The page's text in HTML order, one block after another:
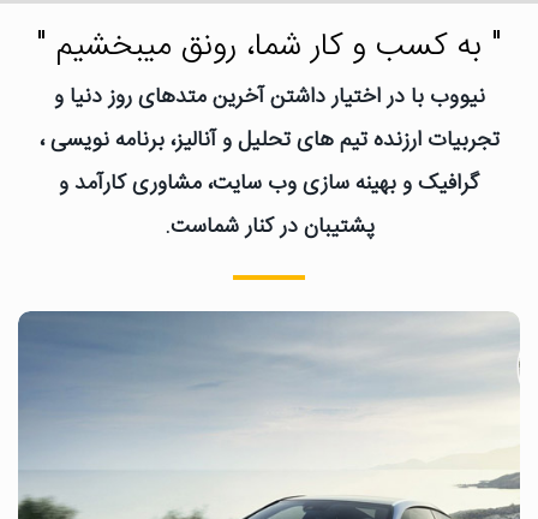
" به کسب و کار شما، رونق میبخشیم "
نیووب با در اختیار داشتن آخرین متدهای روز دنیا و
تجربیات ارزنده تیم های تحلیل و آنالیز، برنامه نویسی ،
گرافیک و بهینه سازی وب سایت، مشاوری کارآمد و
پشتیبان در کنار شماست.